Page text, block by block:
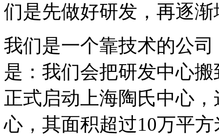
们是先做好研发，再逐
我们是一个靠技术的公
是：我们会把研发中心
正式启动上海陶氏中心
心，其面积超过10万平